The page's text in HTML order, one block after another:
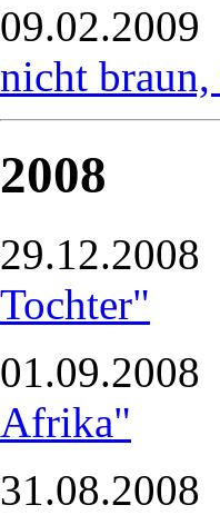
nicht
2008
Tochter"
Afrika"